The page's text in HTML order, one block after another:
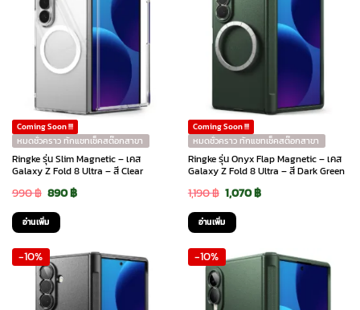
Coming Soon !!!
หมดชั่วคราว ทักแชทเช็คสต๊อกสาขา
Ringke รุ่น Slim Magnetic – เคส
Galaxy Z Fold 8 Ultra – สี Clear
990฿ Original
price
was:
990 ฿.
890฿Current
890 ฿.
อ่านเพิ่ม
Coming Soon !!!
หมดชั่วคราว ทักแชทเช็คสต๊อกสาขา
Ringke รุ่น Onyx Flap Magnetic – เคส
Galaxy Z Fold 8 Ultra – สี Dark Green
1,190฿ Original
price
was:
1,190 ฿.
1,070฿Current
1,070 ฿.
อ่านเพิ่ม
-10% -10%